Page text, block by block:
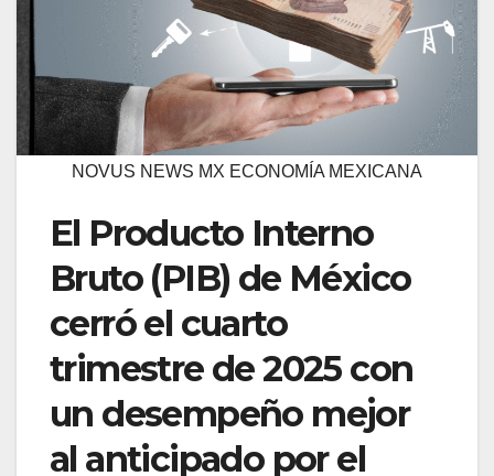
NOVUS NEWS MX ECONOMÍA MEXICANA
El Producto Interno
Bruto (PIB) de México
cerró el cuarto
trimestre de 2025 con
un desempeño mejor
al anticipado por el